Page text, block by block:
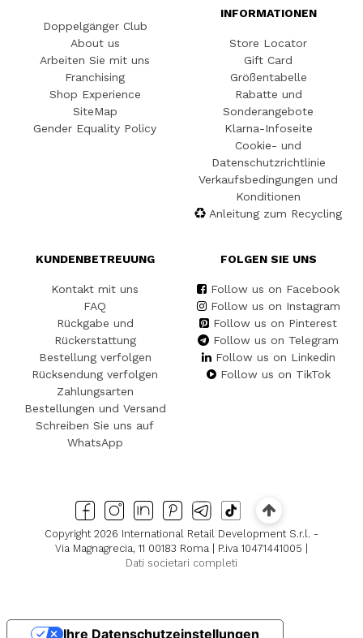
Doppelgänger Club
About us
Arbeiten Sie mit uns
Franchising
Shop Experience
SiteMap
Gender Equality Policy
INFORMATIONEN
Store Locator
Gift Card
Größentabelle
Rabatte und
Sonderangebote
Klarna-Infoseite
Cookie- und
Datenschutzrichtlinie
Verkaufsbedingungen und
Konditionen
Anleitung zum Recycling
KUNDENBETREUUNG
Kontakt mit uns
FAQ
Rückgabe und
Rückerstattung
Bestellung verfolgen
Rücksendung verfolgen
Zahlungsarten
Bestellungen und Versand
Schreiben Sie uns auf
WhatsApp
FOLGEN SIE UNS
Follow us on Facebook
Follow us on Instagram
Follow us on Pinterest
Follow us on Telegram
Follow us on Linkedin
Follow us on TikTok
Copyright 2026 International Retail Development S.r.l. -
Via Magnagrecia, 11 00183 Roma | P.iva 10471441005 |
Dati societari completi
Ihre Datenschutzeinstellungen